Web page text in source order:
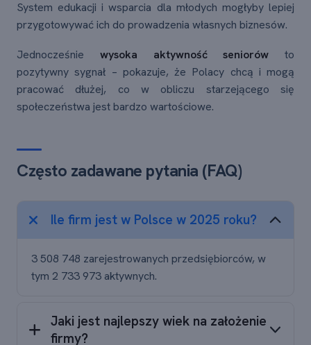
System edukacji i wsparcia dla młodych mogłyby lepiej
przygotowywać ich do prowadzenia własnych biznesów.
Jednocześnie wysoka aktywność seniorów to
pozytywny sygnał – pokazuje, że Polacy chcą i mogą
pracować dłużej, co w obliczu starzejącego się
społeczeństwa jest bardzo wartościowe.
Często zadawane pytania (FAQ)
Ile firm jest w Polsce w 2025 roku?
3 508 748 zarejestrowanych przedsiębiorców, w
tym 2 733 973 aktywnych.
Jaki jest najlepszy wiek na założenie
firmy?